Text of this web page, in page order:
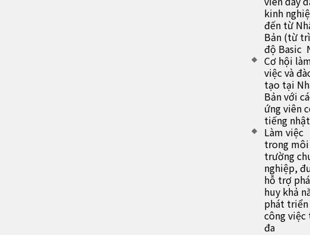
kinh
đến từ
Bản (từ
độ Basic
Cơ hội
việc và
tạo tại
Bản với
ứng viên
tiếng nhật
Làm việc
trong môi
trường
nghiệp,
hỗ trợ
huy khả
phát triển
công việc
đa